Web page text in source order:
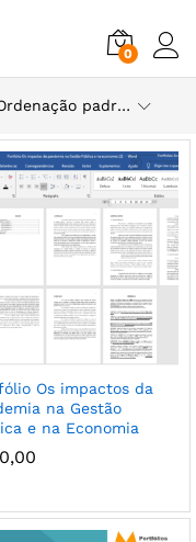
0
Ordenação padrão
Os impactos da
na Gestão
e na Economia